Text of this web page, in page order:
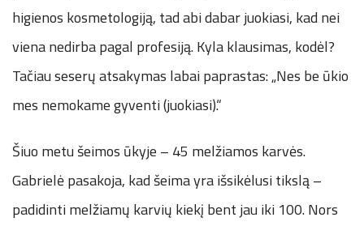
higienos kosmetologiją, tad abi dabar juokiasi, kad nei
viena nedirba pagal profesiją. Kyla klausimas, kodėl?
Tačiau seserų atsakymas labai paprastas: „Nes be ūkio
mes nemokame gyventi (juokiasi).“
Šiuo metu šeimos ūkyje – 45 melžiamos karvės.
Gabrielė pasakoja, kad šeima yra išsikėlusi tikslą –
padidinti melžiamų karvių kiekį bent jau iki 100. Nors